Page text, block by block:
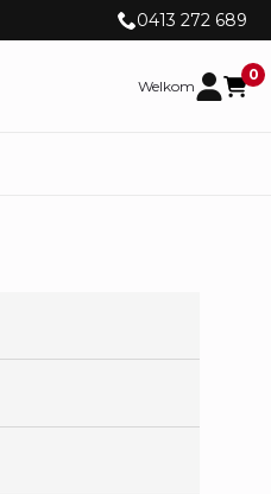
0413 272 689
Welkom
0